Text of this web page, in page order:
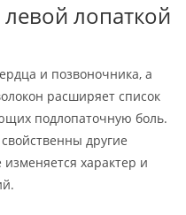
лопаткой
и позвоночника, а
расширяет список
подлопаточную боль.
другие
характер и